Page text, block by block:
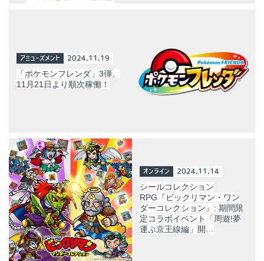
アミューズメント 2024.11.19
「ポケモンフレンダ」3弾、
11月21日より順次稼働！
オンライン 2024.11.14
シールコレクション
RPG『ビックリマン・ワン
ダーコレクション』: 期間限
定コラボイベント「周遊!夢
運ぶ京王線編」開…